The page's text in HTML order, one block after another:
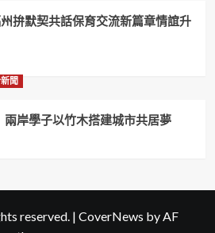
拚默契共話保育交流新篇章情誼升
聞
兩岸學子以竹木搭建城市共居夢
reserved. | CoverNews by AF